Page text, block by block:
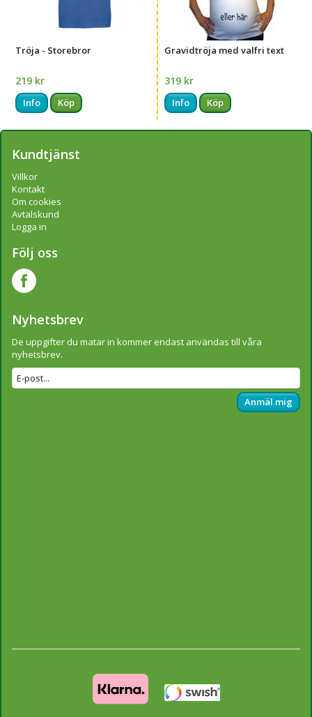
Tröja - Storebror
219 kr
Info Köp
Gravidtröja med valfri text
319 kr
Info Köp
Kundtjänst
Villkor
Kontakt
Om cookies
Avtalskund
Logga in
Följ oss
Nyhetsbrev
De uppgifter du matar in kommer endast användas till våra
nyhetsbrev.
Anmäl mig